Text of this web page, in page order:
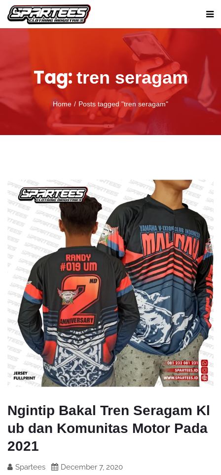
Tag: tren seragam
Home Posts tagged "tren seragam"
Ngintip Bakal Tren Seragam Kl
ub dan Komunitas Motor Pada
2021
Spartees December 7, 2020